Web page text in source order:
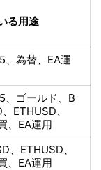
る用途
、為替、EA運
、ゴールド、 B
ETHUSD、
、EA運用
、ETHUSD、
、EA運用